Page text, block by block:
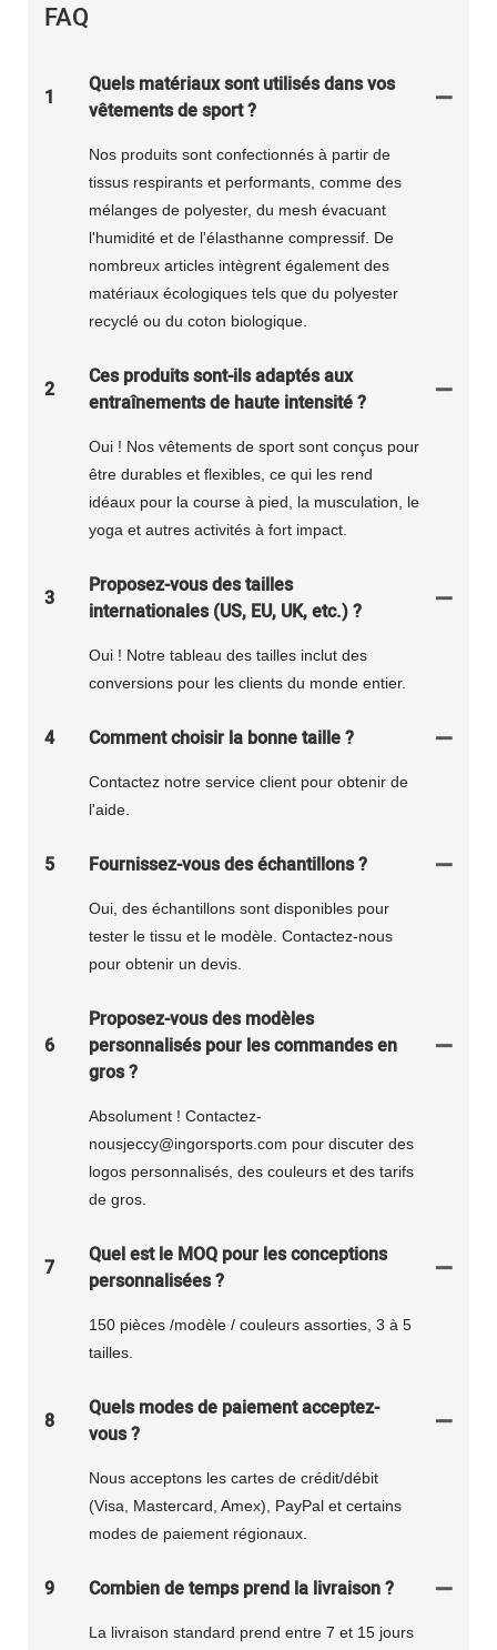
FAQ
1
Quels matériaux sont utilisés dans vos
vêtements de sport ?
Nos produits sont confectionnés à partir de
tissus respirants et performants, comme des
mélanges de polyester, du mesh évacuant
l'humidité et de l'élasthanne compressif. De
nombreux articles intègrent également des
matériaux écologiques tels que du polyester
recyclé ou du coton biologique.
2
Ces produits sont-ils adaptés aux
entraînements de haute intensité ?
Oui ! Nos vêtements de sport sont conçus pour
être durables et flexibles, ce qui les rend
idéaux pour la course à pied, la musculation, le
yoga et autres activités à fort impact.
3
Proposez-vous des tailles
internationales (US, EU, UK, etc.) ?
Oui ! Notre tableau des tailles inclut des
conversions pour les clients du monde entier.
4 Comment choisir la bonne taille ?
Contactez notre service client pour obtenir de
l'aide.
5 Fournissez-vous des échantillons ?
Oui, des échantillons sont disponibles pour
tester le tissu et le modèle. Contactez-nous
pour obtenir un devis.
6
Proposez-vous des modèles
personnalisés pour les commandes en
gros ?
Absolument ! Contactez-
nousjeccy@ingorsports.com pour discuter des
logos personnalisés, des couleurs et des tarifs
de gros.
7
Quel est le MOQ pour les conceptions
personnalisées ?
150 pièces /modèle / couleurs assorties, 3 à 5
tailles.
8
Quels modes de paiement acceptez-
vous ?
Nous acceptons les cartes de crédit/débit
(Visa, Mastercard, Amex), PayPal et certains
modes de paiement régionaux.
9 Combien de temps prend la livraison ?
La livraison standard prend entre 7 et 15 jours